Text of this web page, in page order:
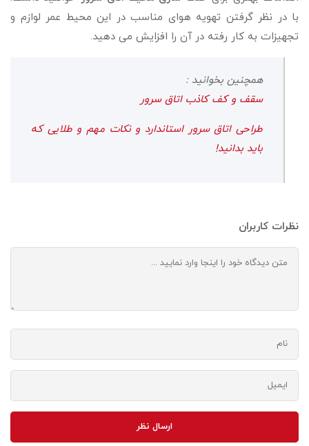
با در نظر گرفتن تهویه هوای مناسب در این محیط عمر لوازم و
تجهیزات به کار رفته در آن را افزایش می دهید.
همچنین بخوانید :
سقف و کف کاذب اتاق سرور
طراحی اتاق سرور استاندارد و نکات مهم و طلایی که
باید بدانید!
نظرات کاربران
ارسال نظر